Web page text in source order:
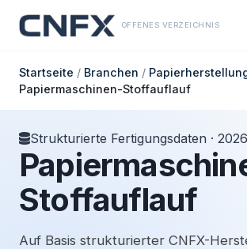
OFFENES VERZEICHNIS
Startseite / Branchen /
Papiermaschinen-Stoffauflauf
Strukturierte Fertigungsdaten · 2026
Stoffauflauf
Auf Basis strukturierter CNFX-